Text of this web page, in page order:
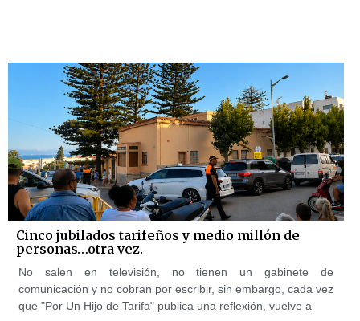
Cinco jubilados tarifeños y medio millón de
personas…otra vez.
No salen en televisión, no tienen un gabinete de
comunicación y no cobran por escribir, sin embargo, cada vez
que "Por Un Hijo de Tarifa" publica una reflexión, vuelve a